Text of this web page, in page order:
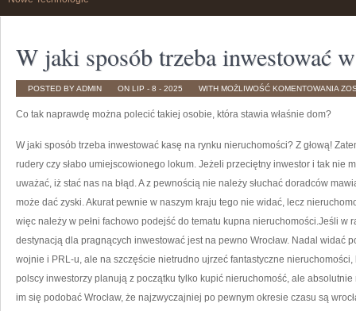
W jaki sposób trzeba inwestować
POSTED BY ADMIN ON LIP - 8 - 2025 WITH MOŻLIWOŚĆ KOMENTOWANIA W
Co tak naprawdę można polecić takiej osobie, która stawia właśnie dom?
W jaki sposób trzeba inwestować kasę na rynku nieruchomości? Z głową!
rudery czy słabo umiejscowionego lokum. Jeżeli przeciętny inwestor i tak nie
uważać, iż stać nas na błąd. A z pewnością nie należy słuchać doradców
może dać zyski. Akurat pewnie w naszym kraju tego nie widać, lecz
więc należy w pełni fachowo podejść do tematu kupna nieruchomości.Jeśli w
destynacją dla pragnących inwestować jest na pewno Wrocław. Nadal widać
wojnie i PRL-u, ale na szczęście nietrudno ujrzeć fantastyczne
polscy inwestorzy planują z początku tylko kupić nieruchomość, ale
im się podobać Wrocław, że najzwyczajniej po pewnym okresie czasu są